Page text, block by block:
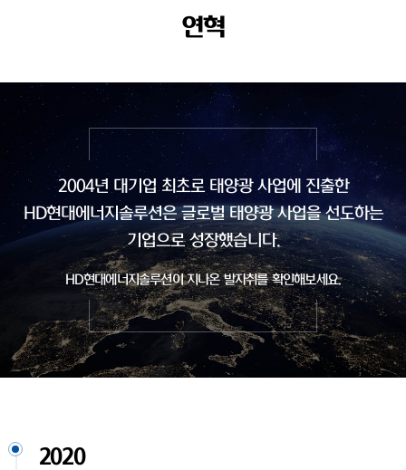
연혁
2004년 대기업 최초로 태양광 사업에 진출한
HD현대에너지솔루션은글로벌 태양광 사업을 선도하는
기업으로 성장했습니다.
HD현대에너지솔루션이 지나온 발자취를 확인해보세요.
2020